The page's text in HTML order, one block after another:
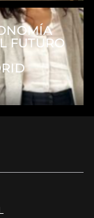
FUTURO